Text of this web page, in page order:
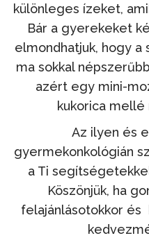
különleges ízeket,
Bár a gyerekeket
elmondhatjuk, hogy a
ma sokkal
azért egy mini-
kukorica mellé
Az ilyen és
gyermekonkológián
a Ti
Köszönjük, ha
felajánlásotokkor